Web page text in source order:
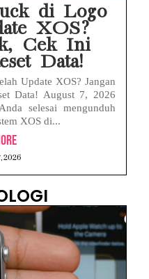
di Logo
XOS?
Cek Ini
Data!
Update XOS? Jangan
Data! August 7, 2026
selesai mengunduh
XOS di...
2026